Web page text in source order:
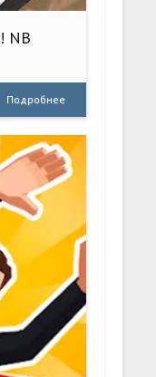
NB
Подробнее